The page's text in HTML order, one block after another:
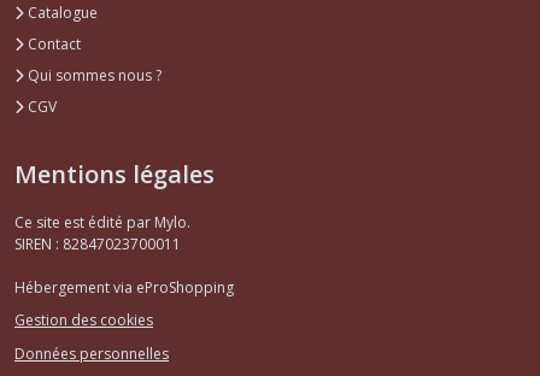
Catalogue
Contact
Qui sommes nous ?
CGV
Mentions légales
Ce site est édité par Mylo.
SIREN : 82847023700011
Hébergement via eProShopping
Gestion des cookies
Données personnelles